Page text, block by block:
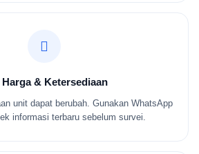
Harga & Ketersediaan
unit dapat berubah. Gunakan WhatsApp
informasi terbaru sebelum survei.